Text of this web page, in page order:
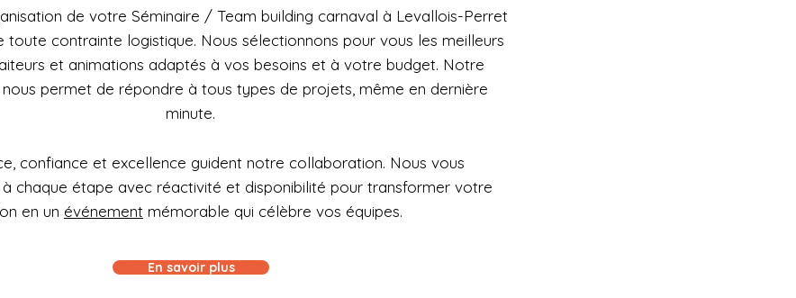
de votre Séminaire / Team building carnaval à Levallois-Perret
toute contrainte logistique. Nous sélectionnons pour vous les meilleurs
et animations adaptés à vos besoins et à votre budget. Notre
permet de répondre à tous types de projets, même en dernière
minute.
confiance et excellence guident notre collaboration. Nous vous
chaque étape avec réactivité et disponibilité pour transformer votre
en un événement mémorable qui célèbre vos équipes.
En savoir plus